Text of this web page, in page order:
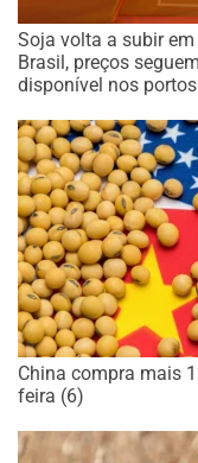
Soja volta a subir
Brasil, preços
disponível nos portos
China compra mais
feira (6)